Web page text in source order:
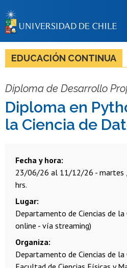
LA
EDUCACIÓN CONTINUA
Diploma de Desarrollo
Diploma en
la Ciencia de
Fecha y hora
23/06/26 al 11/12/26 - martes ,
hrs.
Lugar
Departamento de Ciencias de
online - vía streaming)
Organiza
Departamento de Ciencias de